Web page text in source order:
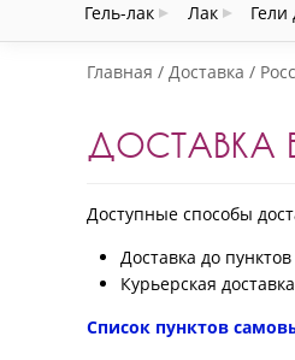
Гель-лак Лак Гели
Главная Доставка
ДОСТАВКА
Доступные способы
Доставка до
Курьерская
Список пунктов